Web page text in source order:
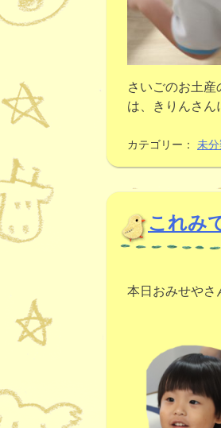
さいごのお土
は、きりんさ
カテゴリー： 未
これみ
本日おみせやさ